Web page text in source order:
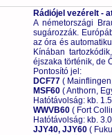
Rádiójel vezérelt -
A németországi
sugározzák.
az óra és
Kínában
éjszaka történik, de
Pontosító jel:
DCF77 (
MSF60 ( Anthorn,
Hatótávolság: kb.
WWVB60( Fort
Hatótávolság: kb.
JJY40, JJY60(